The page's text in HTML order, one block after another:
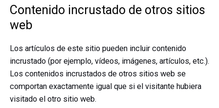
Contenido incrustado de otros sitios
web
Los artículos de este sitio pueden incluir contenido
incrustado (por ejemplo, vídeos, imágenes, artículos, etc.).
Los contenidos incrustados de otros sitios web se
comportan exactamente igual que si el visitante hubiera
visitado el otro sitio web.